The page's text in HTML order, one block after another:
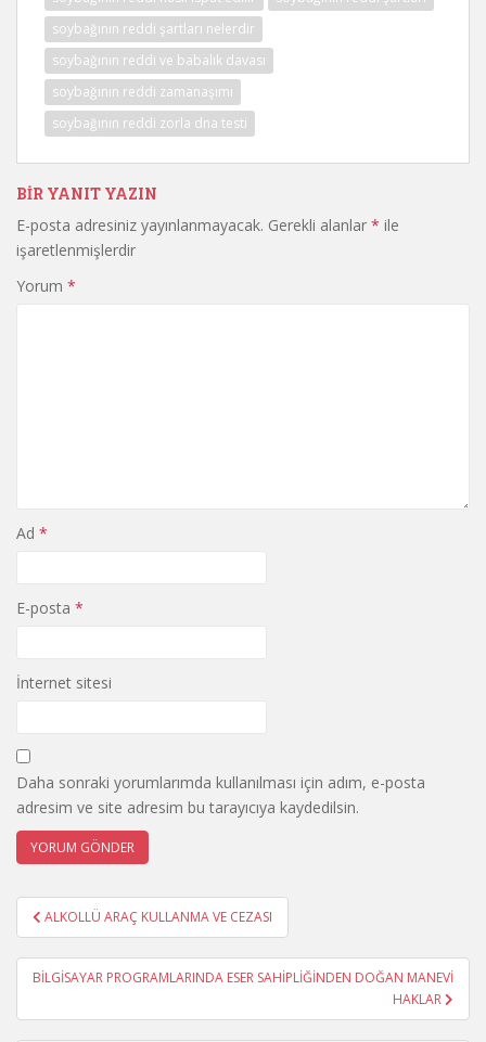
soybağının reddi şartları nelerdir
soybağının reddi ve babalık davası
soybağının reddi zamanaşımı
soybağının reddi zorla dna testi
BIR YANIT YAZIN
E-posta adresiniz yayınlanmayacak. Gerekli alanlar * ile
işaretlenmişlerdir
Yorum *
Ad *
E-posta *
İnternet sitesi
Daha sonraki yorumlarımda kullanılması için adım, e-posta
adresim ve site adresim bu tarayıcıya kaydedilsin.
Yazı
gezinmesi
ALKOLLÜ ARAÇ KULLANMA VE CEZASI
BİLGİSAYAR PROGRAMLARINDA ESER SAHİPLİĞİNDEN DOĞAN MANEVİ
HAKLAR